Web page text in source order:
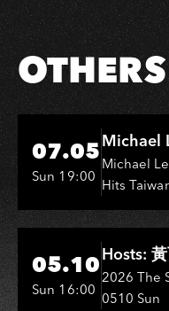
OTHERS
Hi-Ing Music Hall
07.05
Sun 19:00
Michael
Michael
Hits
Hi-Ing Music Hall
05.10
Sun 16:00
Hosts:
敏、王彩
2026 The
0510 Sun